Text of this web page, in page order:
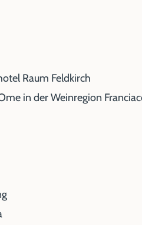
Raum Feldkirch
in der Weinregion